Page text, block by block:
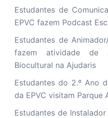
Estudantes de
EPVC fazem Podcast
Estudantes de
fazem atividade de
Biocultural na Ajudaris
Estudantes do 2.º Ano
da EPVC visitam Parque
Estudantes de